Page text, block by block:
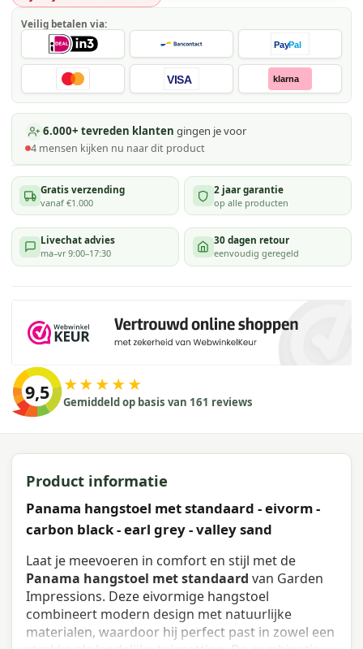
Veilig betalen via:
PayPal
VISA klarna
6.000+ tevreden klanten gingen je voor
4 mensen kijken nu naar dit product
Gratis verzending
vanaf €1.000
2 jaar garantie
op alle producten
Livechat advies
ma–vr 9:00–17:30
30 dagen retour
eenvoudig geregeld
9,5 ★★★★★
Gemiddeld op basis van 161 reviews
Product informatie
Panama hangstoel met standaard - eivorm -
carbon black - earl grey - valley sand
Laat je meevoeren in comfort en stijl met de
Panama hangstoel met standaard van Garden
Impressions. Deze eivormige hangstoel
combineert modern design met natuurlijke
materialen, waardoor hij perfect past in zowel een